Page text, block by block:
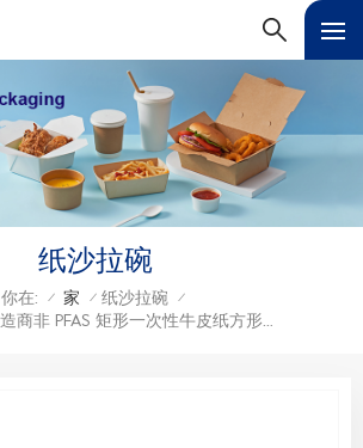
纸沙拉碗
你在: / 家 / 纸沙拉碗 /
定制中国制造商非 PFAS 矩形一次性牛皮纸方形碗